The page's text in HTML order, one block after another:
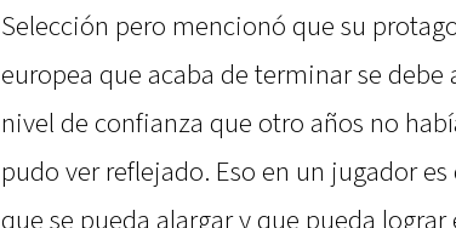
Selección pero mencionó que su
europea que acaba de terminar se debe
nivel de confianza que otro años no
pudo ver reflejado. Eso en un jugador